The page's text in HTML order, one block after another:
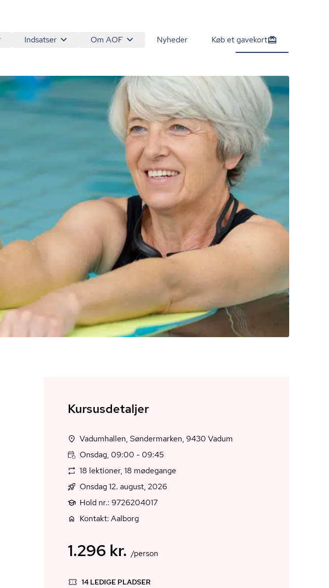
Indsatser Om AOF Nyheder Køb et gavekort
1.296 kr. /person Tilmeld nu
Kursusdetaljer
Vadumhallen, Søndermarken, 9430 Vadum
Onsdag, 09:00 - 09:45
18 lektioner, 18 mødegange
Onsdag 12. august, 2026
Hold nr.: 9726204017
Kontakt: Aalborg
1.296 kr. /person
14 LEDIGE PLADSER